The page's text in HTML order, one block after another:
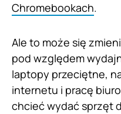
Chromebookach.
Ale to może się
pod względem
laptopy przeciętne,
internetu i pracę
chcieć wydać sprzęt